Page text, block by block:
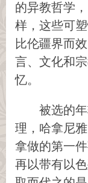
的异教哲学
样，这些可
比伦疆界而
言、文化和
忆。
被选的
理，哈拿尼
拿做的第一
再以带有以